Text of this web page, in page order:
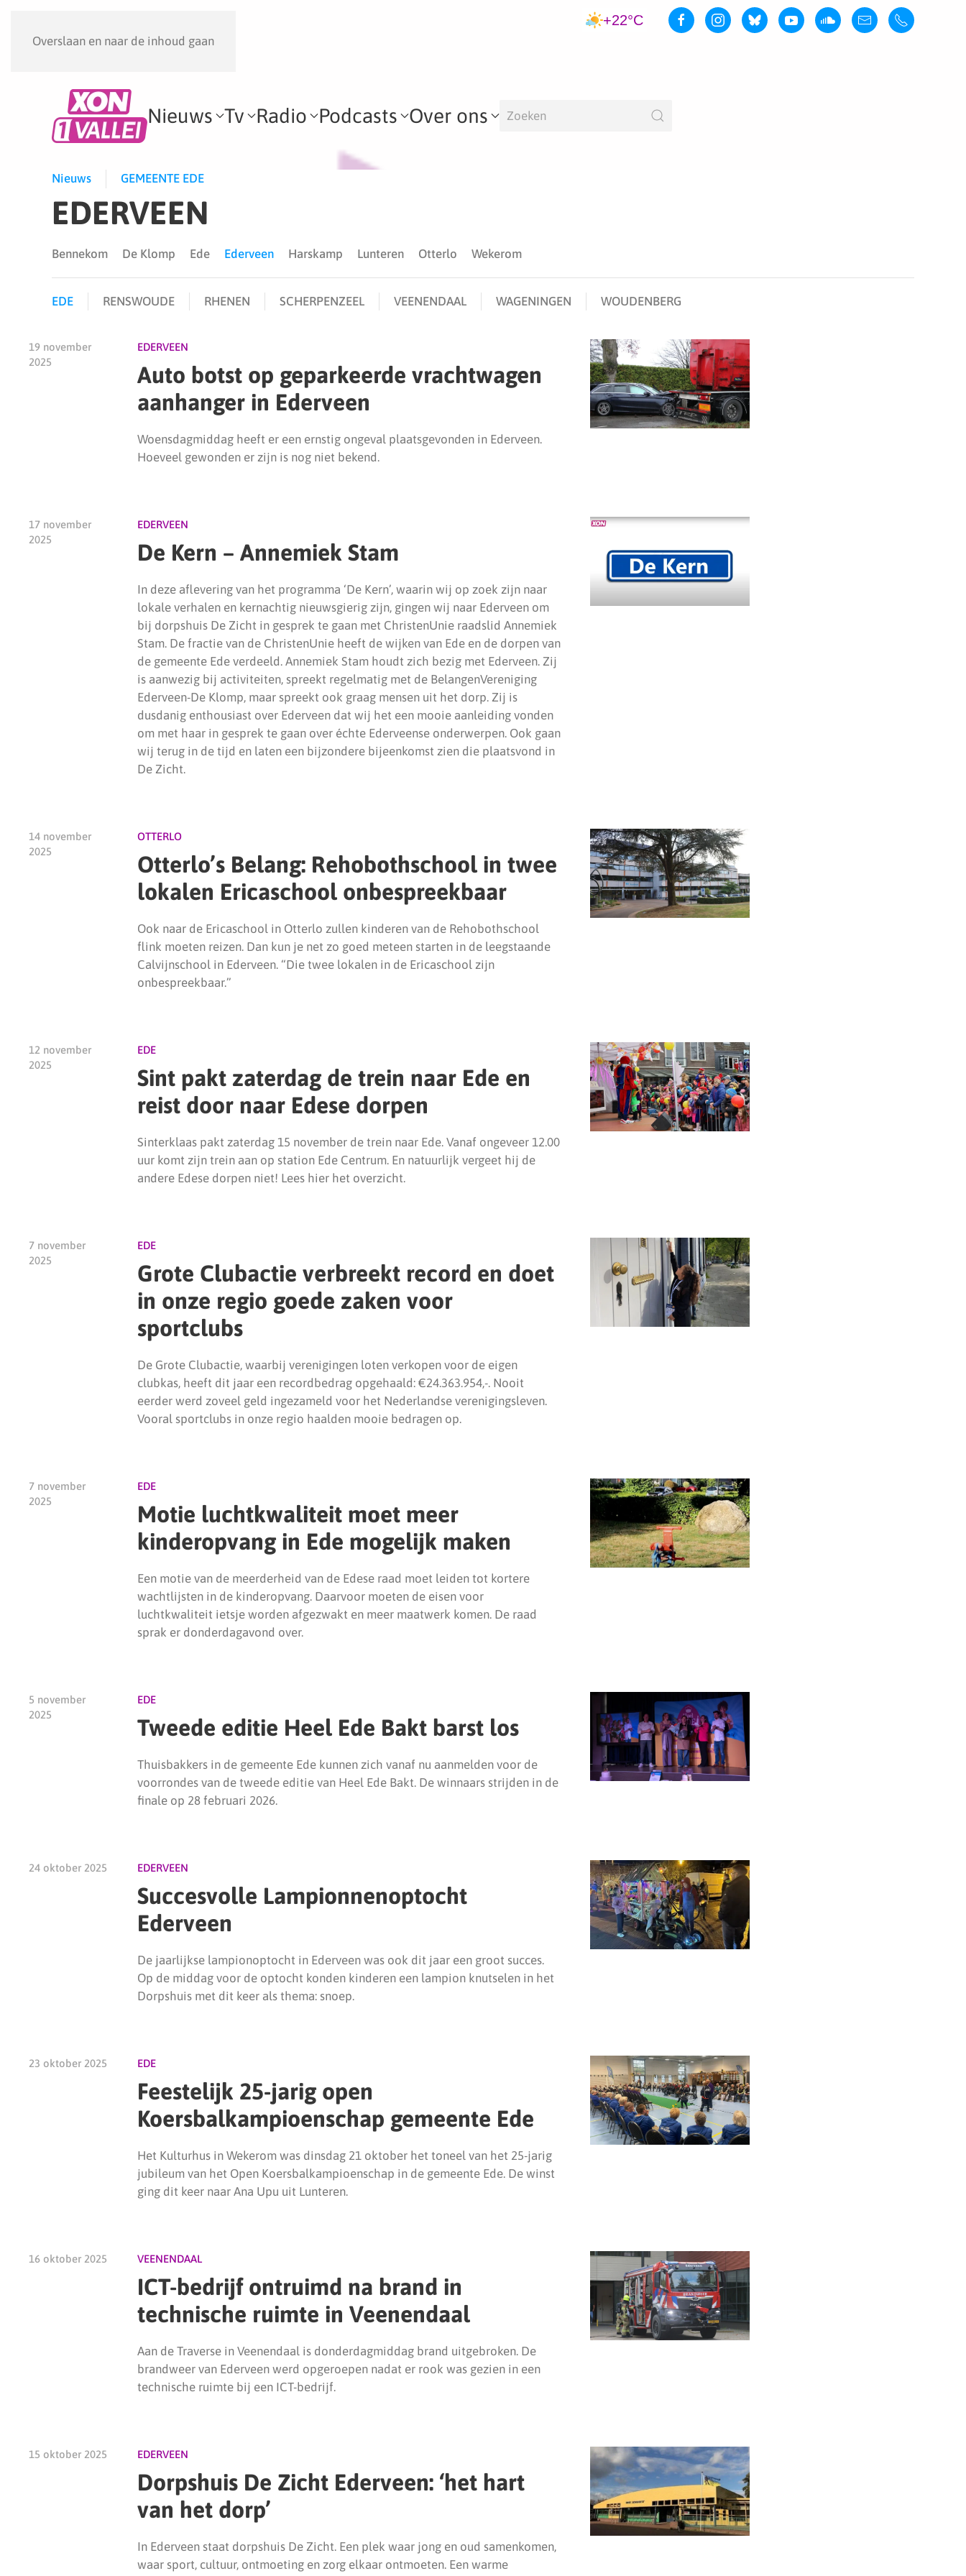
Overslaan en naar de inhoud gaan
+22°C
Nieuws Tv Radio Podcasts Over ons
Nieuws GEMEENTE EDE
EDERVEEN
Bennekom De Klomp Ede Ederveen Harskamp Lunteren Otterlo Wekerom
EDE RENSWOUDE RHENEN SCHERPENZEEL VEENENDAAL WAGENINGEN WOUDENBERG
19 november
2025
EDERVEEN
Auto botst op geparkeerde vrachtwagen
aanhanger in Ederveen
Woensdagmiddag heeft er een ernstig ongeval plaatsgevonden in Ederveen.
Hoeveel gewonden er zijn is nog niet bekend.
17 november
2025
EDERVEEN
De Kern – Annemiek Stam
In deze aflevering van het programma ‘De Kern’, waarin wij op zoek zijn naar
lokale verhalen en kernachtig nieuwsgierig zijn, gingen wij naar Ederveen om
bij dorpshuis De Zicht in gesprek te gaan met ChristenUnie raadslid Annemiek
Stam. De fractie van de ChristenUnie heeft de wijken van Ede en de dorpen van
de gemeente Ede verdeeld. Annemiek Stam houdt zich bezig met Ederveen. Zij
is aanwezig bij activiteiten, spreekt regelmatig met de BelangenVereniging
Ederveen-De Klomp, maar spreekt ook graag mensen uit het dorp. Zij is
dusdanig enthousiast over Ederveen dat wij het een mooie aanleiding vonden
om met haar in gesprek te gaan over échte Ederveense onderwerpen. Ook gaan
wij terug in de tijd en laten een bijzondere bijeenkomst zien die plaatsvond in
De Zicht.
14 november
2025
OTTERLO
Otterlo’s Belang: Rehobothschool in twee
lokalen Ericaschool onbespreekbaar
Ook naar de Ericaschool in Otterlo zullen kinderen van de Rehobothschool
flink moeten reizen. Dan kun je net zo goed meteen starten in de leegstaande
Calvijnschool in Ederveen. “Die twee lokalen in de Ericaschool zijn
onbespreekbaar.”
12 november
2025
EDE
Sint pakt zaterdag de trein naar Ede en
reist door naar Edese dorpen
Sinterklaas pakt zaterdag 15 november de trein naar Ede. Vanaf ongeveer 12.00
uur komt zijn trein aan op station Ede Centrum. En natuurlijk vergeet hij de
andere Edese dorpen niet! Lees hier het overzicht.
7 november
2025
EDE
Grote Clubactie verbreekt record en doet
in onze regio goede zaken voor
sportclubs
De Grote Clubactie, waarbij verenigingen loten verkopen voor de eigen
clubkas, heeft dit jaar een recordbedrag opgehaald: €24.363.954,-. Nooit
eerder werd zoveel geld ingezameld voor het Nederlandse verenigingsleven.
Vooral sportclubs in onze regio haalden mooie bedragen op.
7 november
2025
EDE
Motie luchtkwaliteit moet meer
kinderopvang in Ede mogelijk maken
Een motie van de meerderheid van de Edese raad moet leiden tot kortere
wachtlijsten in de kinderopvang. Daarvoor moeten de eisen voor
luchtkwaliteit ietsje worden afgezwakt en meer maatwerk komen. De raad
sprak er donderdagavond over.
5 november
2025
EDE
Tweede editie Heel Ede Bakt barst los
Thuisbakkers in de gemeente Ede kunnen zich vanaf nu aanmelden voor de
voorrondes van de tweede editie van Heel Ede Bakt. De winnaars strijden in de
finale op 28 februari 2026.
24 oktober 2025 EDERVEEN
Succesvolle Lampionnenoptocht
Ederveen
De jaarlijkse lampionoptocht in Ederveen was ook dit jaar een groot succes.
Op de middag voor de optocht konden kinderen een lampion knutselen in het
Dorpshuis met dit keer als thema: snoep.
23 oktober 2025 EDE
Feestelijk 25-jarig open
Koersbalkampioenschap gemeente Ede
Het Kulturhus in Wekerom was dinsdag 21 oktober het toneel van het 25-jarig
jubileum van het Open Koersbalkampioenschap in de gemeente Ede. De winst
ging dit keer naar Ana Upu uit Lunteren.
16 oktober 2025 VEENENDAAL
ICT-bedrijf ontruimd na brand in
technische ruimte in Veenendaal
Aan de Traverse in Veenendaal is donderdagmiddag brand uitgebroken. De
brandweer van Ederveen werd opgeroepen nadat er rook was gezien in een
technische ruimte bij een ICT-bedrijf.
15 oktober 2025 EDERVEEN
Dorpshuis De Zicht Ederveen: ‘het hart
van het dorp’
In Ederveen staat dorpshuis De Zicht. Een plek waar jong en oud samenkomen,
waar sport, cultuur, ontmoeting en zorg elkaar ontmoeten. Een warme